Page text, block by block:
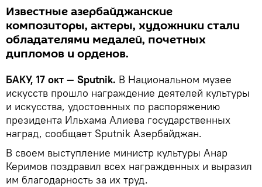
Известные азербайджанские
композиторы, актеры, художники стали
обладателями медалей, почетных
дипломов и орденов.
БАКУ, 17 окт — Sputnik. В Национальном музее
искусств прошло награждение деятелей культуры
и искусства, удостоенных по распоряжению
президента Ильхама Алиева государственных
наград, сообщает Sputnik Азербайджан.
В своем выступление министр культуры Анар
Керимов поздравил всех награжденных и выразил
им благодарность за их труд.